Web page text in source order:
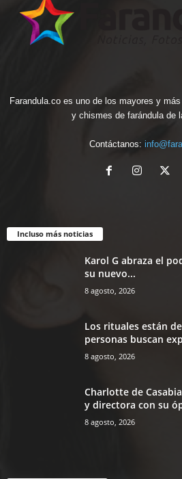
Farandula.co es uno de los mayores y
y chismes de farándula de
Contáctanos:
Incluso más noticias
Karol G abraza el
su nuevo...
8 agosto, 2026
Los rituales están
personas buscan
8 agosto, 2026
Charlotte de
y directora con su
8 agosto, 2026